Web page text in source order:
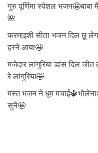
गुरु पूर्णिमा स्पेशल भजन🤩बाबा
🌺
फरमाइशी सीता भजन दिल छू
हरने आया🤩
मजेदार लांगुरिया डांस दिल
रे लांगुरिया🤣
मस्त भजन ने धूम
सुनें🤩